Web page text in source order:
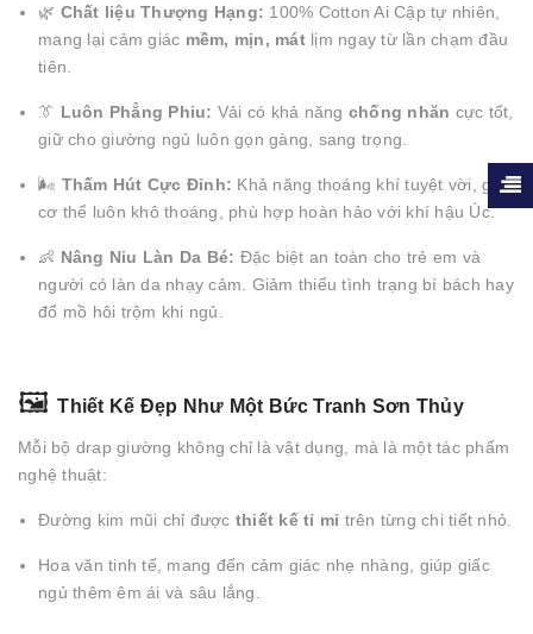
🌿 Chất liệu Thượng Hạng: 100% Cotton Ai Cập tự nhiên,
mang lại cảm giác mềm, mịn, mátlịm ngay từ lần chạm đầu
tiên.
👔 Luôn Phẳng Phiu: Vải có khả năng chống nhăn cực tốt,
giữ cho giường ngủ luôn gọn gàng, sang trọng.
🌬️ Thấm Hút Cực Đỉnh: Khả năng thoáng khí tuyệt vời, giúp
cơ thể luôn khô thoáng, phù hợp hoàn hảo với khí hậu Úc.
👶 Nâng Niu Làn Da Bé: Đặc biệt an toàn cho trẻ em và
người có làn da nhạy cảm. Giảm thiểu tình trạng bí bách hay
đổ mồ hôi trộm khi ngủ.
🖼️Thiết Kế Đẹp Như Một Bức Tranh Sơn Thủy
Mỗi bộ drap giường không chỉ là vật dụng, mà là một tác phẩm
nghệ thuật:
Đường kim mũi chỉ được thiết kế tỉ mỉ trên từng chi tiết nhỏ.
Hoa văn tinh tế, mang đến cảm giác nhẹ nhàng, giúp giấc
ngủ thêm êm ái và sâu lắng.